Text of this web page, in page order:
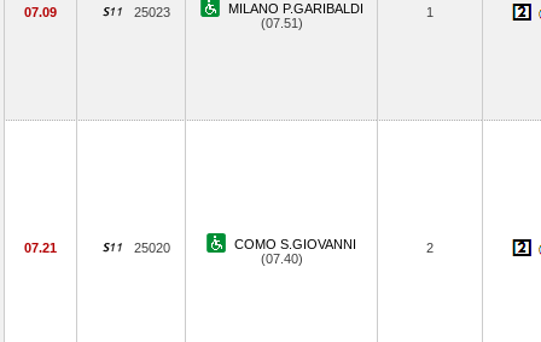
07.09 25023
MILANO P.GARIBALDI
(07.51)
1
07.21 25020
COMO S.GIOVANNI
(07.40)
2